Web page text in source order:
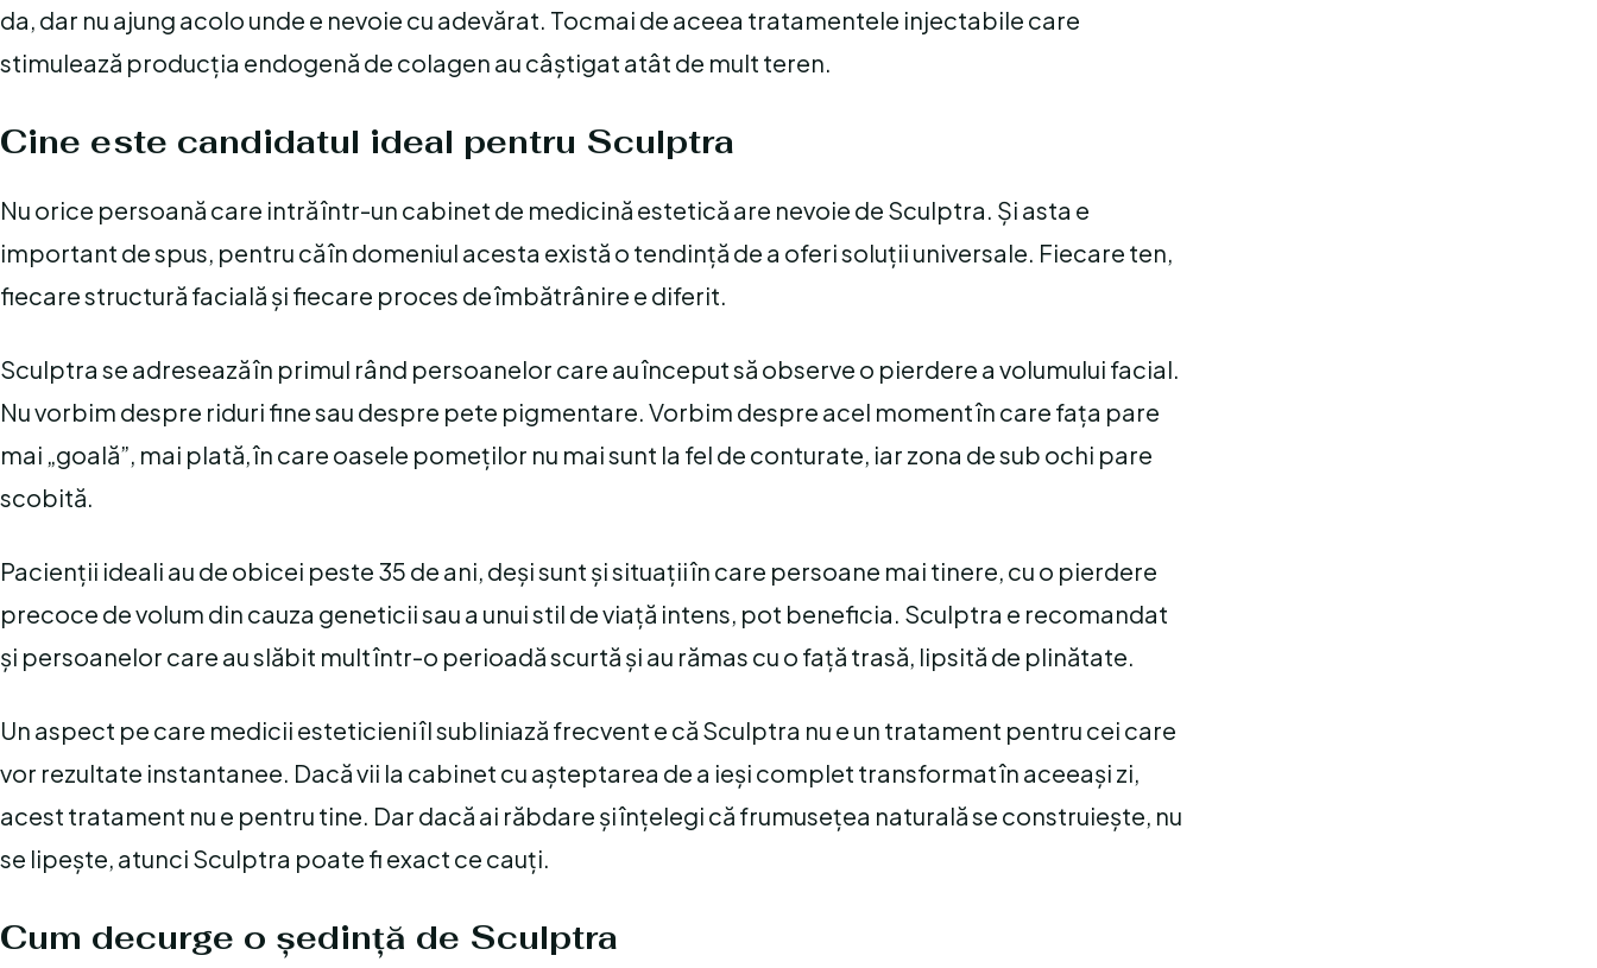
da, dar nu ajung acolo unde e nevoie cu adevărat. Tocmai de aceea tratamentele injectabile care
stimulează producția endogenă de colagen au câștigat atât de mult teren.
Cine este candidatul ideal pentru Sculptra
Nu orice persoană care intră într-un cabinet de medicină estetică are nevoie de Sculptra. Și asta e
important de spus, pentru că în domeniul acesta există o tendință de a oferi soluții universale. Fiecare ten,
fiecare structură facială și fiecare proces de îmbătrânire e diferit.
Sculptra se adresează în primul rând persoanelor care au început să observe o pierdere a volumului facial.
Nu vorbim despre riduri fine sau despre pete pigmentare. Vorbim despre acel moment în care fața pare
mai „goală”, mai plată, în care oasele pomeților nu mai sunt la fel de conturate, iar zona de sub ochi pare
scobită.
Pacienții ideali au de obicei peste 35 de ani, deși sunt și situații în care persoane mai tinere, cu o pierdere
precoce de volum din cauza geneticii sau a unui stil de viață intens, pot beneficia. Sculptra e recomandat
și persoanelor care au slăbit mult într-o perioadă scurtă și au rămas cu o față trasă, lipsită de plinătate.
Un aspect pe care medicii esteticieni îl subliniază frecvent e că Sculptra nu e un tratament pentru cei care
vor rezultate instantanee. Dacă vii la cabinet cu așteptarea de a ieși complet transformat în aceeași zi,
acest tratament nu e pentru tine. Dar dacă ai răbdare și înțelegi că frumusețea naturală se construiește, nu
se lipește, atunci Sculptra poate fi exact ce cauți.
Cum decurge o ședință de Sculptra